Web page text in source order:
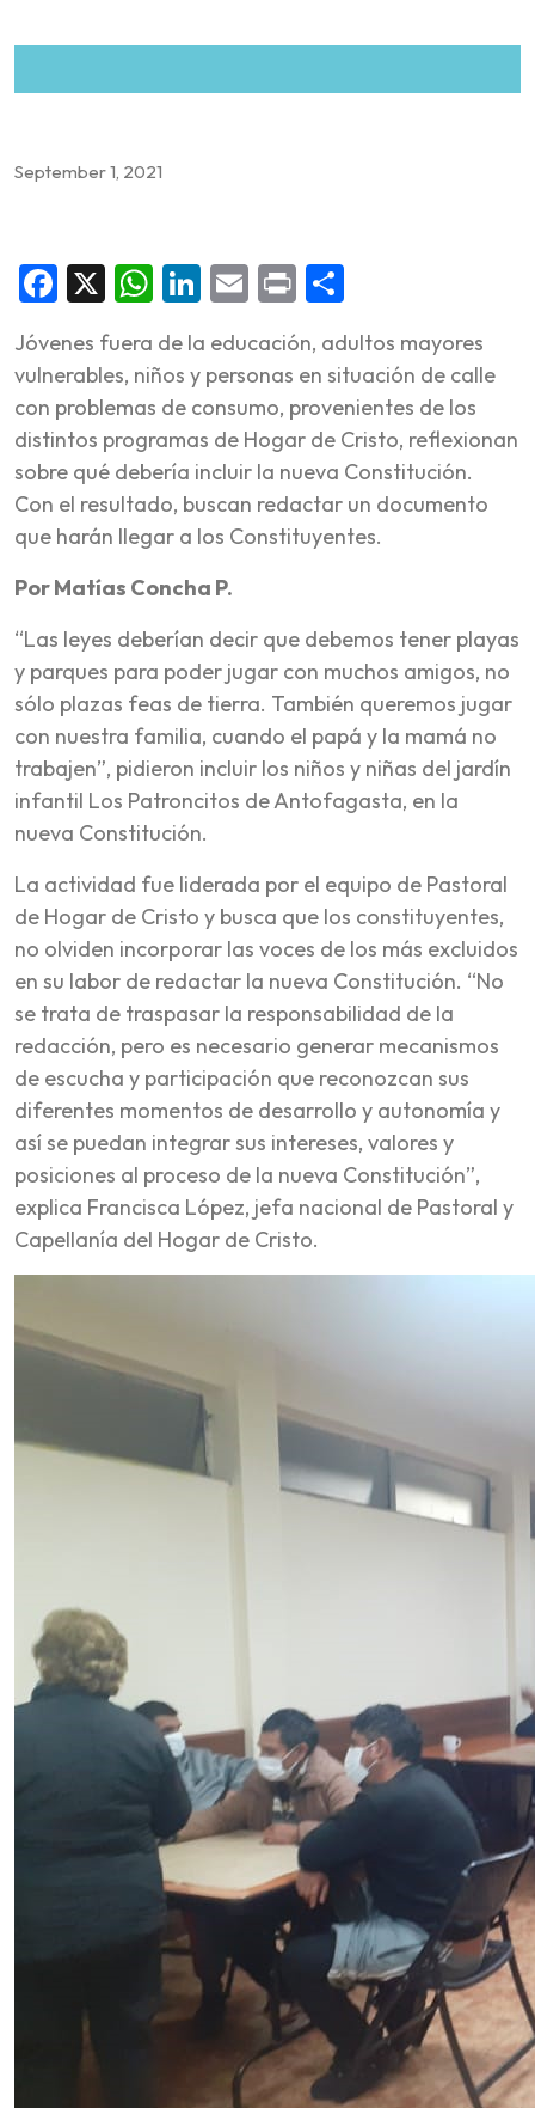
September 1, 2021
Facebook
X WhatsApp
LinkedIn
Email
Print
Jóvenes fuera de la educación, adultos mayores
vulnerables, niños y personas en situación de calle
con problemas de consumo, provenientes de los
distintos programas de Hogar de Cristo, reflexionan
sobre qué debería incluir la nueva Constitución.
Con el resultado, buscan redactar un documento
que harán llegar a los Constituyentes.
Por Matías Concha P.
“Las leyes deberían decir que debemos tener playas
y parques para poder jugar con muchos amigos, no
sólo plazas feas de tierra. También queremos jugar
con nuestra familia, cuando el papá y la mamá no
trabajen”, pidieron incluir los niños y niñas del jardín
infantil Los Patroncitos de Antofagasta, en la
nueva Constitución.
La actividad fue liderada por el equipo de Pastoral
de Hogar de Cristo y busca que los constituyentes,
no olviden incorporar las voces de los más excluidos
en su labor de redactar la nueva Constitución. “No
se trata de traspasar la responsabilidad de la
redacción, pero es necesario generar mecanismos
de escucha y participación que reconozcan sus
diferentes momentos de desarrollo y autonomía y
así se puedan integrar sus intereses, valores y
posiciones al proceso de la nueva Constitución”,
explica Francisca López, jefa nacional de Pastoral y
Capellanía del Hogar de Cristo.